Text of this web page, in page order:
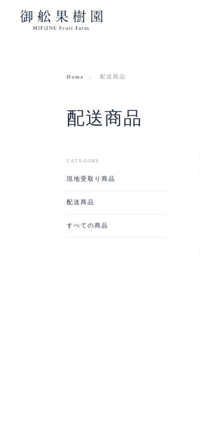
Home 配送商品
配送商品
CATEGORY
現地受取り商品
配送商品
すべての商品